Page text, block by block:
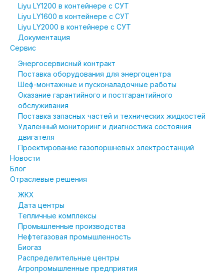
Liyu LY1200 в контейнере с СУТ
Liyu LY1600 в контейнере с СУТ
Liyu LY2000 в контейнере с СУТ
Документация
Сервис
Энергосервисный контракт
Поставка оборудования для энергоцентра
Шеф-монтажные и пусконаладочные работы
Оказание гарантийного и постгарантийного
обслуживания
Поставка запасных частей и технических жидкостей
Удаленный мониторинг и диагностика состояния
двигателя
Проектирование газопоршневых электростанций
Новости
Блог
Отраслевые решения
ЖКХ
Дата центры
Тепличные комплексы
Промышленные производства
Нефтегазовая промышленность
Биогаз
Распределительные центры
Агропромышленные предприятия